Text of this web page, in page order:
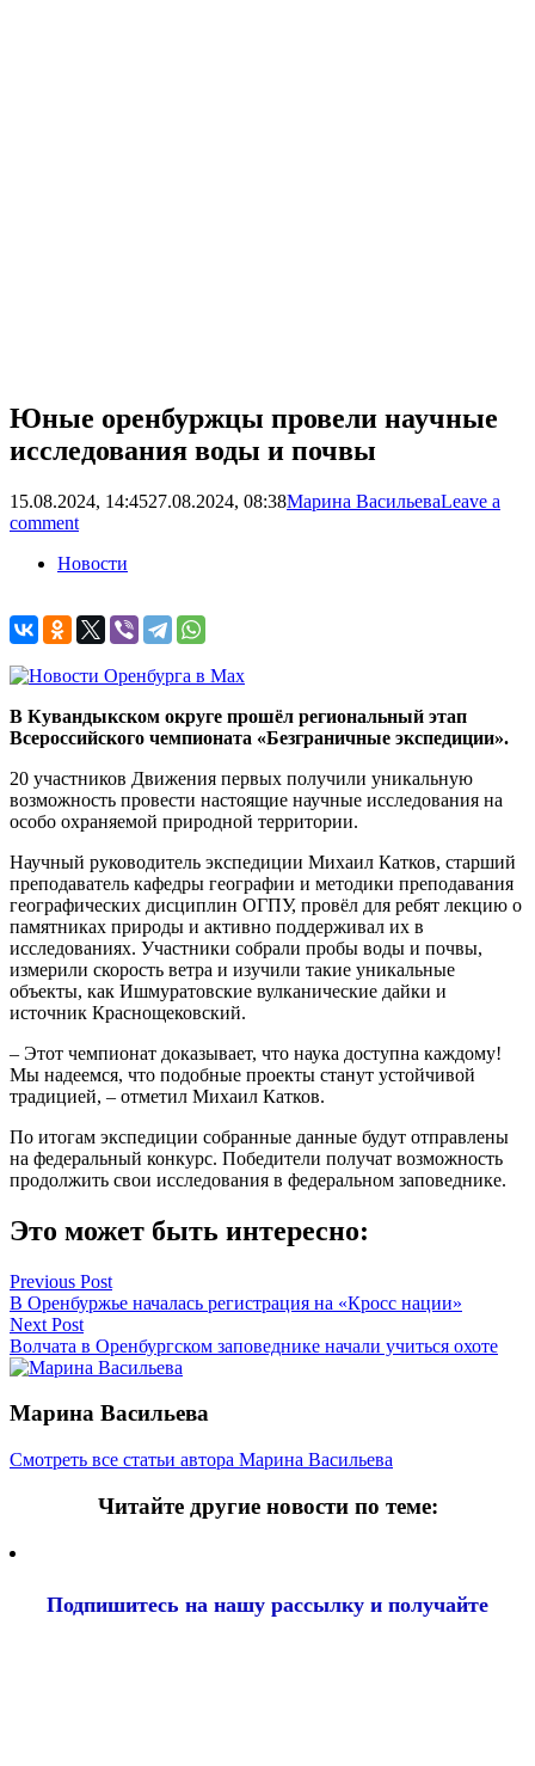
Юные оренбуржцы провели научные
исследования воды и почвы
15.08.2024, 14:4527.08.2024, 08:38Марина ВасильеваLeave a
comment
Новости
В Кувандыкском округе прошёл региональный этап
Всероссийского чемпионата «Безграничные экспедиции».
20 участников Движения первых получили уникальную
возможность провести настоящие научные исследования на
особо охраняемой природной территории.
Научный руководитель экспедиции Михаил Катков, старший
преподаватель кафедры географии и методики преподавания
географических дисциплин ОГПУ, провёл для ребят лекцию о
памятниках природы и активно поддерживал их в
исследованиях. Участники собрали пробы воды и почвы,
измерили скорость ветра и изучили такие уникальные
объекты, как Ишмуратовские вулканические дайки и
источник Краснощековский.
– Этот чемпионат доказывает, что наука доступна каждому!
Мы надеемся, что подобные проекты станут устойчивой
традицией, – отметил Михаил Катков.
По итогам экспедиции собранные данные будут отправлены
на федеральный конкурс. Победители получат возможность
продолжить свои исследования в федеральном заповеднике.
Это может быть интересно:
Навигация
по
записям
Previous Post
В Оренбуржье началась регистрация на «Кросс нации»
Next Post
Волчата в Оренбургском заповеднике начали учиться охоте
Марина Васильева
Смотреть все статьи автора Марина Васильева
Читайте другие новости по теме:
Подпишитесь на нашу рассылку и получайте